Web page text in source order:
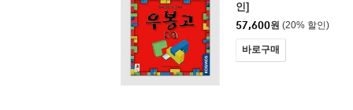
인]
57,600원 (20% 할인)
바로구매